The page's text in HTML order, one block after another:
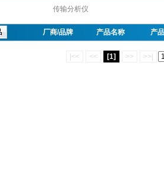
传输分析仪
厂商/品牌 产品名称 产
|<< << [1] >> >>|